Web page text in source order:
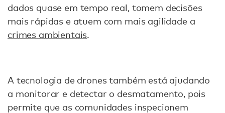
dados quase em tempo real, tomem decisões
mais rápidas e atuem com mais agilidade a
crimes ambientais.
A tecnologia de drones também está ajudando
a monitorar e detectar o desmatamento, pois
permite que as comunidades inspecionem